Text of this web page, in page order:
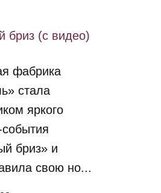
бриз (с видео)
фабрика
стала
яркого
бриз» и
свою но...